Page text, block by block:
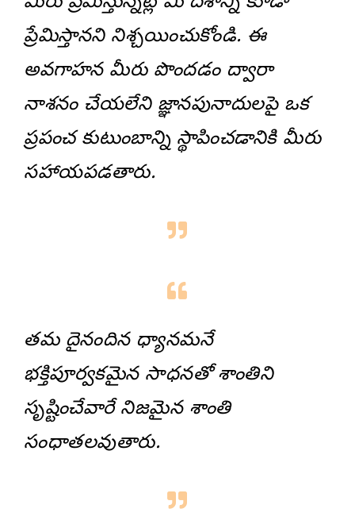
ప్రేమిస్తానని నిశ్చయించుకోండి. ఈ
అవగాహన మీరు పొందడం ద్వారా
నాశనం చేయలేని జ్ఞానపునాదులపై ఒక
ప్రపంచ కుటుంబాన్ని స్థాపించడానికి మీరు
సహాయపడతారు.
తమ దైనందిన ధ్యానమనే
భక్తిపూర్వకమైన సాధనతో శాంతిని
సృష్టించేవారే నిజమైన శాంతి
సంధాతలవుతారు.